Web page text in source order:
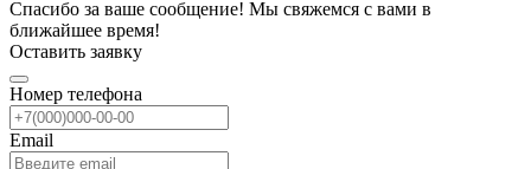
Спасибо за ваше сообщение! Мы свяжемся с вами в
ближайшее время!
Оставить заявку
Номер телефона
Email